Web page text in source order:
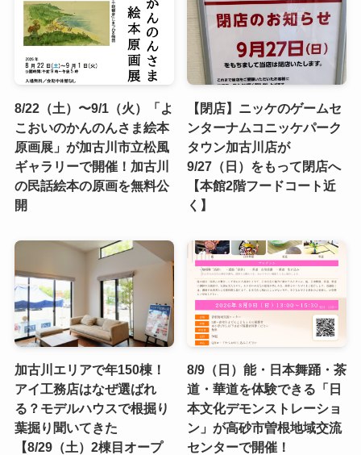
8/22（土）〜9/1（火）「よ
こおいのかんのんさま絵本
原画展」が加古川市立松風
ギャラリーで開催！加古川
の民話絵本の原画を無料公
開
【閉店】ニッケのゲームセ
ンターナムコニッケパーク
タウン加古川店が
9/27（日）をもって閉店へ
【本館2階フードコート近
く】
加古川エリアで年150棟！
アイ工務店はなぜ選ばれ
る？モデルハウスで根掘り
葉掘り聞いてきた
【8/29（土）2棟目オープ
8/9（日）能・日本舞踊・茶
道・華道を体験できる「日
本文化デモンストレーショ
ン」が高砂市曽根地域交流
センターで開催！